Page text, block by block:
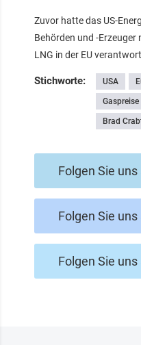
Zuvor hatte das US-
Behörden und -
LNG in der EU
Stichworte: USA
Gaspreise
Brad
Folgen Sie
Folgen Sie
Folgen Sie